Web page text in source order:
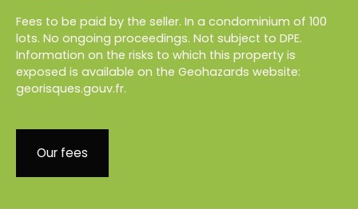
Fees to be paid by the seller. In a condominium of 100
lots. No ongoing proceedings. Not subject to DPE.
Information on the risks to which this property is
exposed is available on the Geohazards website:
georisques.gouv.fr.
Our fees